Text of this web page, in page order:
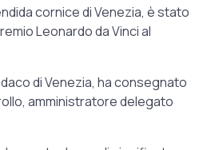
cornice di Venezia, è stato
Leonardo da Vinci al
di Venezia, ha consegnato
amministratore delegato